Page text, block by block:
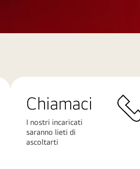
Chiamaci
I nostri incaricati
saranno lieti di
ascoltarti